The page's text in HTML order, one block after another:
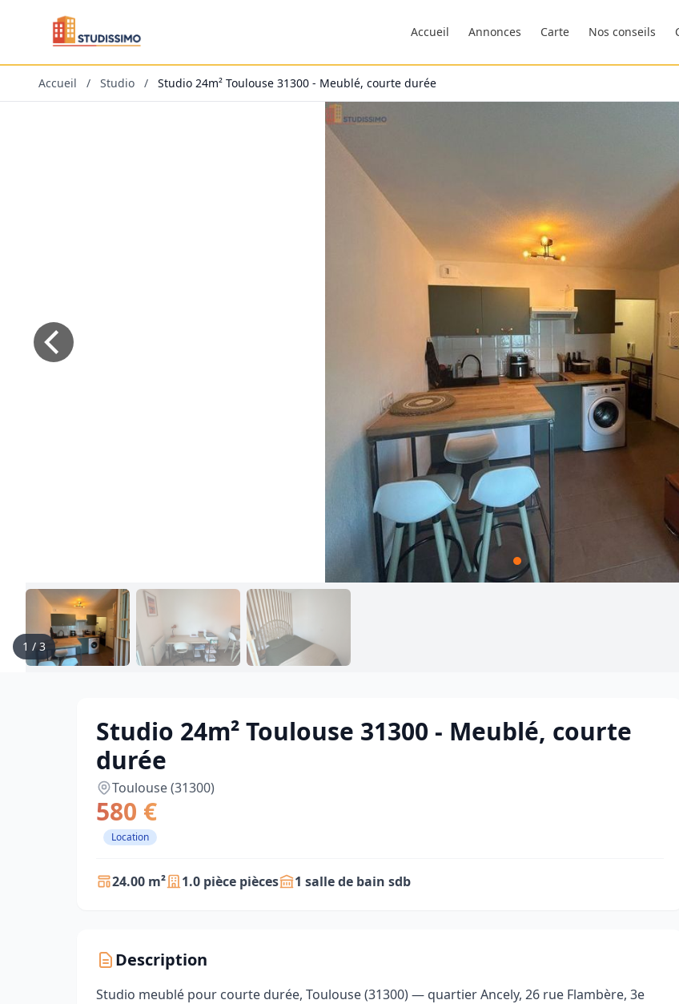
Accueil Annonces Carte Nos conseils
Accueil / Studio / Studio 24m² Toulouse 31300 - Meublé, courte durée
1 / 3
Studio 24m² Toulouse 31300 - Meublé, courte
durée
Toulouse (31300)
580 €
Location
24.00 m² 1.0 pièce pièces 1 salle de bain sdb
Description
Studio meublé pour courte durée, Toulouse (31300) — quartier Ancely, 26 rue Flambère, 3e